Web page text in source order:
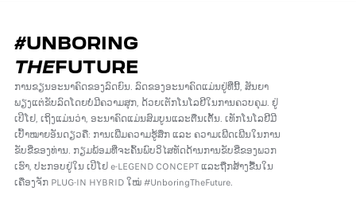
#UNBORING
THEFUTURE
ການຂຽນອະນາຄົດຂອງລົດຍົນ. ລົດຂອງອະນາຄົດແມ່ນຢູ່ທີ່ນີ້, ສັນຍາ
ພຽງແຕ່ຂັບລົດໂດຍບໍ່ມີຄວາມສຸກ, ດ້ວຍເຕັກໂນໂລຢີໃນການຄວບຄຸມ. ຢູ່
ເປິໂຢ, ເຖິງແມ່ນວ່າ, ອະນາຄົດແມ່ນສົມບູນແລະຕື່ນເຕັ້ນ. ເທັກໂນໂລຢີມີ
ເປົ້າໝາຍອັນດຽວຄື: ການເພີ່ມຄວາມຮູ້ສຶກ ແລະ ຄວາມເພີດເພີນໃນການ
ຂັບຂີ່ຂອງທ່ານ. ກຽມພ້ອມທີ່ຈະຄົ້ນພົບວິໄສທັດດ້ານການຂັບຂີ່ຂອງພວກ
ເຮົາ, ປະກອບຢູ່ໃນ ເປິໂຢ e-LEGEND CONCEPT ແລະຖືກສ້າງຂື້ນໃນ
ເຄື່ອງຈັກ PLUG-IN HYBRID ໃໝ່ #UnboringTheFuture.